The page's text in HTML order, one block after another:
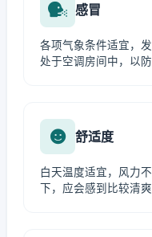
感冒
各项气象条件适宜，
处于空调房间中，以防
舒适度
白天温度适宜，风力
下，应会感到比较清爽